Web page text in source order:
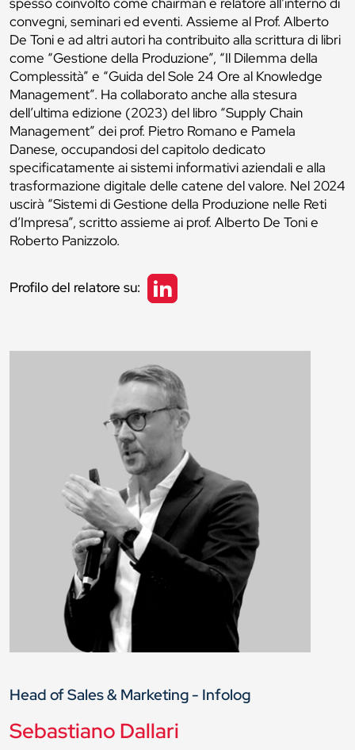
convegni, seminari ed eventi. Assieme al Prof. Alberto
De Toni e ad altri autori ha contribuito alla scrittura di libri
come “Gestione della Produzione”, “Il Dilemma della
Complessità” e “Guida del Sole 24 Ore al Knowledge
Management”. Ha collaborato anche alla stesura
dell’ultima edizione (2023) del libro “Supply Chain
Management” dei prof. Pietro Romano e Pamela
Danese, occupandosi del capitolo dedicato
specificatamente ai sistemi informativi aziendali e alla
trasformazione digitale delle catene del valore. Nel 2024
uscirà “Sistemi di Gestione della Produzione nelle Reti
d’Impresa”, scritto assieme ai prof. Alberto De Toni e
Roberto Panizzolo.
Profilo del relatore su:
Head of Sales & Marketing - Infolog
Sebastiano Dallari